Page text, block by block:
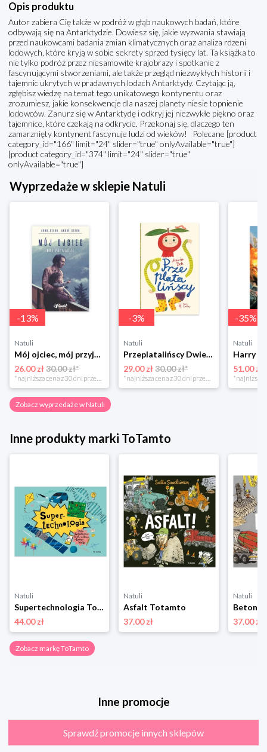
Opis produktu
Autor zabiera Cię także w podróż w głąb naukowych badań, które
odbywają się na Antarktydzie. Dowiesz się, jakie wyzwania stawiają
przed naukowcami badania zmian klimatycznych oraz analiza rdzeni
lodowych, które kryją w sobie sekrety sprzed tysięcy lat. Ta książka to
nie tylko podróż przez niesamowite krajobrazy i spotkanie z
fascynującymi stworzeniami, ale także przegląd niezwykłych historii i
tajemnic ukrytych w pradawnych lodach Antarktydy. Czytając ją,
zgłębisz wiedzę na temat tego unikatowego kontynentu oraz
zrozumiesz, jakie konsekwencje dla naszej planety niesie topnienie
lodowców. Zanurz się w Antarktydę i odkryj jej niezwykłe piękno oraz
tajemnice, które czekają na odkrycie. Przekonaj się, dlaczego ten
zamarznięty kontynent fascynuje ludzi od wieków! Polecane [product
category_id="166" limit="24" slider="true" onlyAvailable="true"]
[product category_id="374" limit="24" slider="true"
onlyAvailable="true"]
Wyprzedaże w sklepie Natuli
-13%
Natuli
Mój ojciec, mój przyjaciel Element
26.00 zł30.00 zł*
*najniższa cena z 30 dni przed obniżką
-3%
Natuli
Przeplatalińscy Dwie siostry
29.00 zł 30.00 zł*
*najniższa cena z 30 dni przed obniżką
-35%
Natuli
51.00 zł
Zobacz wyprzedaże w Natuli
Inne produkty marki ToTamto
Natuli
Supertechnologia Totamto
44.00 zł
Natuli
Asfalt Totamto
37.00 zł
Natuli
Beton
37.00 zł
Zobacz markę ToTamto
Inne promocje
Sprawdź promocje innych sklepów